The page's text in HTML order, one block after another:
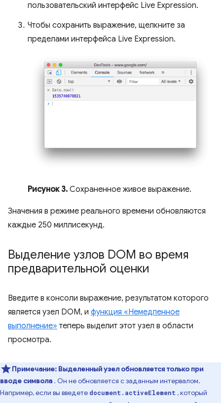
пользовательский интерфейс Live Expression.
Чтобы сохранить выражение, щелкните за
пределами интерфейса Live Expression.
Рисунок 3. Сохраненное живое выражение.
Значения в режиме реального времени обновляются
каждые 250 миллисекунд.
Выделение узлов DOM во время
предварительной оценки
Введите в консоли выражение, результатом которого
является узел DOM, и функция «Немедленное
выполнение» теперь выделит этот узел в области
просмотра.
Примечание: Выделенный узел обновляется только при
вводе символа . Он не обновляется с заданным интервалом.
Например, если вы введете document.activeElement , который